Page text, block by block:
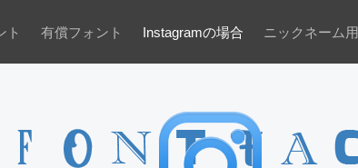
ト 有償フォント Instagramの場合 ニックネーム用